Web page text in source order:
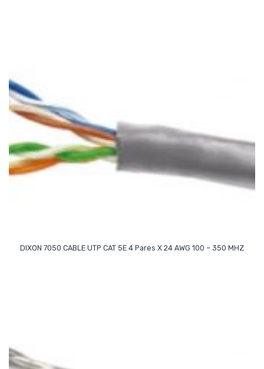
DIXON 7050 CABLE UTP CAT 5E 4 Pares X 24 AWG 100 – 350 MHZ